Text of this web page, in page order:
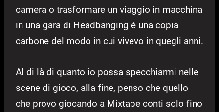
camera o trasformare un viaggio in macchina
in una gara di Headbanging è una copia
carbone del modo in cui vivevo in quegli anni.
Al di là di quanto io possa specchiarmi nelle
scene di gioco, alla fine, penso che quello
che provo giocando a Mixtape conti solo fino